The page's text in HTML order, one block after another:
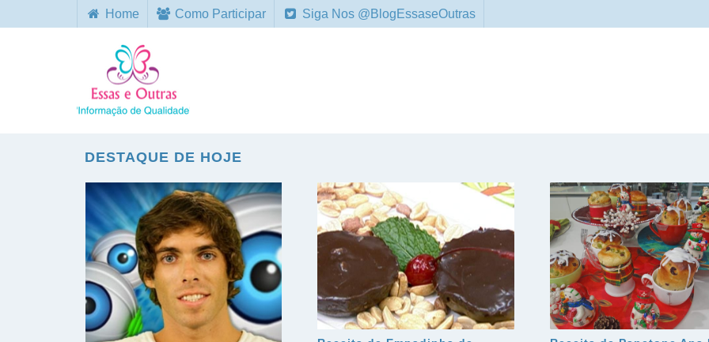
Home Como Participar Siga Nos @BlogEssaseOutras
DESTAQUE DE HOJE